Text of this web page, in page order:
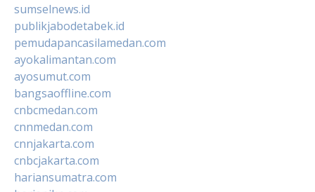
sumselnews.id
publikjabodetabek.id
pemudapancasilamedan.com
ayokalimantan.com
ayosumut.com
bangsaoffline.com
cnbcmedan.com
cnnmedan.com
cnnjakarta.com
cnbcjakarta.com
hariansumatra.com